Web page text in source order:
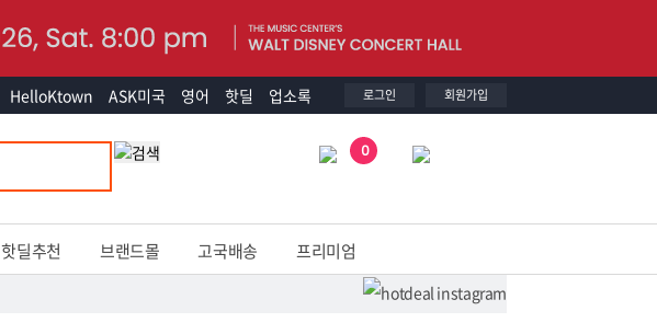
HelloKtown ASK미국 영어 핫딜 업소록 로그인 회원가입
0
핫딜추천 브랜드몰 고국배송
프리미엄